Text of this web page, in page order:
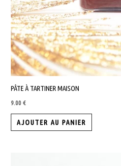
du
produit
PÂTE À TARTINER MAISON
9.00€
AJOUTER AU PANIER